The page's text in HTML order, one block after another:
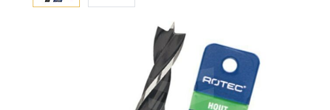
Afhalen? Kom gerust langs Bezorgen in heel
Selecteer afmetingen